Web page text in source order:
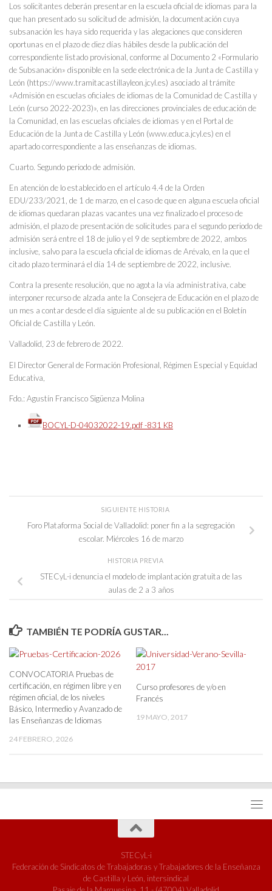
Los solicitantes deberán presentar en la escuela oficial de idiomas para la
que han presentado su solicitud de admisión, la documentación cuya
subsanación les haya sido requerida y las alegaciones que consideren
oportunas en el plazo de diez días hábiles desde la publicación del
correspondiente listado provisional, conforme al Documento 2 «Formulario
de Subsanación» disponible en la sede electrónica de la Junta de Castilla y
León (https://www.tramitacastillayleon.jcyl.es) asociado al trámite
«Admisión en escuelas oficiales de idiomas de la Comunidad de Castilla y
León (curso 2022-2023)», en las direcciones provinciales de educación de
la Comunidad, en las escuelas oficiales de idiomas y en el Portal de
Educación de la Junta de Castilla y León (www.educa.jcyl.es) en el
apartado correspondiente a las enseñanzas de idiomas.
Cuarto. Segundo periodo de admisión.
En atención de lo establecido en el artículo 4.4 de la Orden
EDU/233/2021, de 1 de marzo, en el caso de que en alguna escuela oficial
de idiomas quedaran plazas vacantes una vez finalizado el proceso de
admisión, el plazo de presentación de solicitudes para el segundo periodo de
admisión será entre el 18 de julio y el 9 de septiembre de 2022, ambos
inclusive, salvo para la escuela oficial de idiomas de Arévalo, en la que el
citado plazo terminará el día 14 de septiembre de 2022, inclusive.
Contra la presente resolución, que no agota la vía administrativa, cabe
interponer recurso de alzada ante la Consejera de Educación en el plazo de
un mes a contar desde el día siguiente al de su publicación en el Boletín
Oficial de Castilla y León.
Valladolid, 23 de febrero de 2022.
El Director General de Formación Profesional, Régimen Especial y Equidad
Educativa,
Fdo.: Agustín Francisco Sigüenza Molina
BOCYL-D-04032022-19.pdf -831 KB
SIGUIENTE HISTORIA
Foro Plataforma Social de Valladolid: poner fin a la segregación
escolar. Miércoles 16 de marzo
HISTORIA PREVIA
STECyL-i denuncia el modelo de implantación gratuita de las
aulas de 2 a 3 años
TAMBIÉN TE PODRÍA GUSTAR...
CONVOCATORIA Pruebas de
certificación, en régimen libre y en
régimen oficial, de los niveles
Básico, Intermedio y Avanzado de
las Enseñanzas de Idiomas
24 FEBRERO, 2026
Curso profesores de y/o en
Francés
19 MAYO, 2017
STECyL-i
Federación de Sindicatos de Trabajadoras y Trabajadores de la Enseñanza
de Castilla y León, intersindical